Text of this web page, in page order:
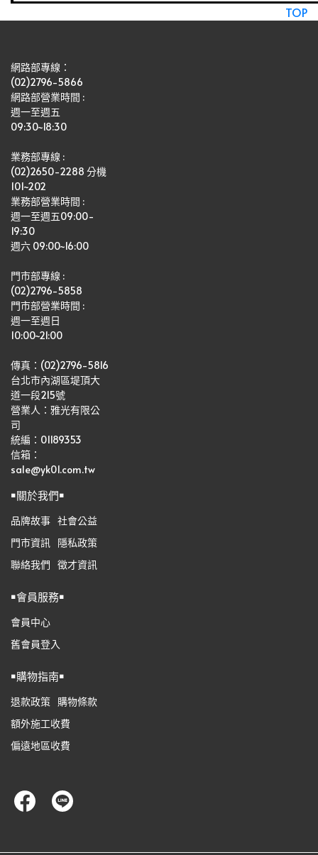
TOP
網路部專線：
(02)2796-5866
網路部營業時間 :
週一至週五
09:30~18:30
業務部專線 :
(02)2650-2288 分機
101~202
業務部營業時間 :
週一至週五09:00-
19:30
週六 09:00~16:00
門市部專線 :
(02)2796-5858
門市部營業時間 :
週一至週日
10:00~21:00
傳真：(02)2796-5816
台北市內湖區堤頂大
道一段215號
營業人：雅光有限公
司
統編：01189353
信箱：
sale@yk01.com.tw
￭關於我們￭
品牌故事 社會公益
門市資訊 隱私政策
聯絡我們 徵才資訊
￭會員服務￭
會員中心
舊會員登入
￭購物指南￭
退款政策 購物條款
額外施工收費
偏遠地區收費